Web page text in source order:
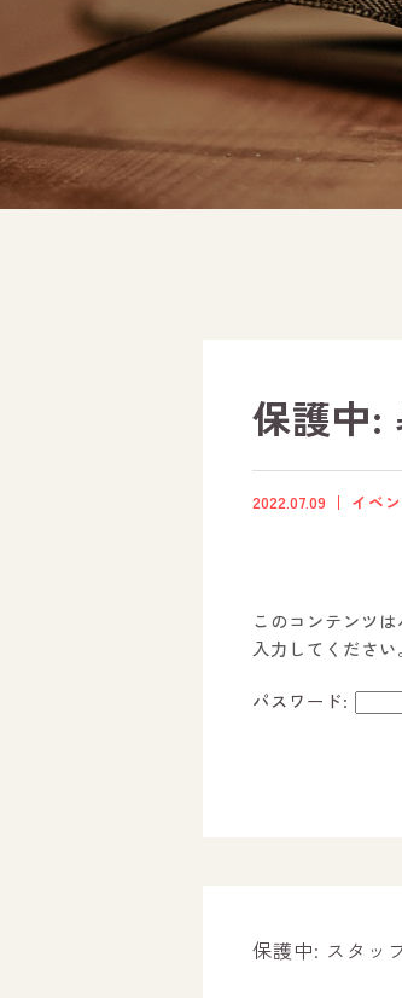
活動内容
保護中:
2022.07.09 イベ
このコンテンツ
入力してください。
パスワード:
保護中: スタッ